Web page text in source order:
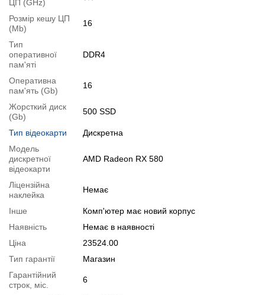
Для цього додайте в корзину відповідну позицію з розділу
"Аксесуари" разом з основним товаром.
Специфікація процесора:
Тестування процесора:
Специфікація відеокарти:
Тестування відеокарти:
Відеоогляд
ЦП (GHz)
Розмір кешу ЦП
(Mb)
16
Тип
оперативної
пам'яті
DDR4
Оперативна
пам'ять (Gb)
16
Жорсткий диск
(Gb)
500 SSD
Тип відеокарти
Дискретна
Модель
дискретної
відеокарти
AMD Radeon RX 580
Ліцензійна
наклейка
Немає
Інше
Комп'ютер має новий корпус
Наявність
Немає в наявності
Ціна
23524.00
Тип гарантії
Магазин
Гарантійний
строк, міс.
6